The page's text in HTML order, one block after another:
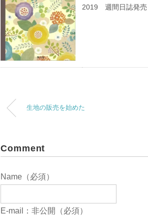
2019 週間日誌発売
生地の販売を始めた
Comment
Name（必須）
E-mail：非公開（必須）